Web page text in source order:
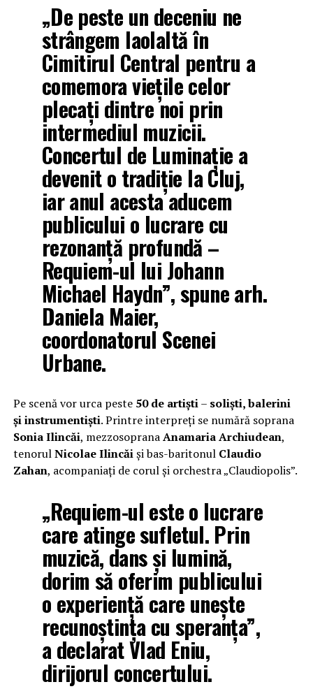
„De peste un deceniu ne
strângem laolaltă în
Cimitirul Central pentru a
comemora viețile celor
plecați dintre noi prin
intermediul muzicii.
Concertul de Luminație a
devenit o tradiție la Cluj,
iar anul acesta aducem
publicului o lucrare cu
rezonanță profundă –
Requiem-ul lui Johann
Michael Haydn”, spune arh.
Daniela Maier,
coordonatorul Scenei
Urbane.
Pe scenă vor urca peste 50 de artiști– soliști, balerini
și instrumentiști. Printre interpreți se numără soprana
Sonia Ilincăi, mezzosopranaAnamaria Archiudean,
tenorulNicolae Ilincăiși bas-baritonul Claudio
Zahan, acompaniați de corul și orchestra „Claudiopolis”.
„Requiem-ul este o lucrare
care atinge sufletul. Prin
muzică, dans și lumină,
dorim să oferim publicului
o experiență care unește
recunoștința cu speranța”,
a declaratVlad Eniu,
dirijorul concertului.